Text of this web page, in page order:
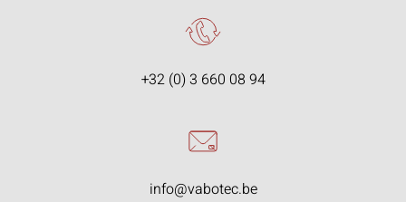
+32 (0) 3 660 08 94
info@vabotec.be